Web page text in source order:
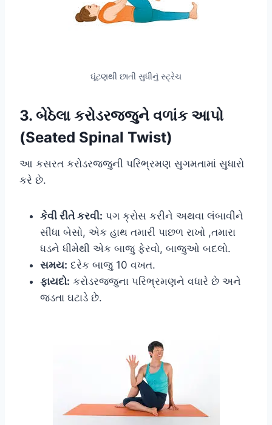
ઘૂંટણથી છાતી સુધીનું સ્ટ્રેચ
3. બેઠેલા કરોડરજ્જુને વળાંક આપો
(Seated Spinal Twist)
આ કસરત કરોડરજ્જુની પરિભ્રમણ સુગમતામાં સુધારો
કરે છે.
કેવી રીતે કરવી: પગ ક્રોસ કરીને અથવા લંબાવીને
સીધા બેસો, એક હાથ તમારી પાછળ રાખો ,તમારા
ધડને ધીમેથી એક બાજુ ફેરવો, બાજુઓ બદલો.
સમય: દરેક બાજુ 10 વખત.
ફાયદો: કરોડરજ્જુના પરિભ્રમણને વધારે છે અને
જડતા ઘટાડે છે.